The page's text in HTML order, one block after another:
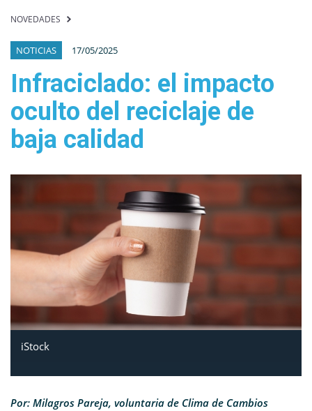
NOVEDADES
NOTICIAS 17/05/2025
Infraciclado: el impacto
oculto del reciclaje de
baja calidad
iStock
Por: Milagros Pareja, voluntaria de Clima de Cambios